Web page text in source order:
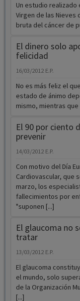
Un estudio realizado
Virgen de las Nieves
bruta del cáncer de
El dinero solo
felicidad
16/03/2012 E.P.
No es más feliz el
estado de ánimo
mismo, mientras
El 90 por ciento
prevenir
14/03/2012 E.P.
Con motivo del Día
Cardiovascular, que
marzo, los
fallecimientos por
"suponen [...]
El glaucoma no
tratar
13/03/2012 E.P.
El glaucoma
el mundo, solo
de la Organización
[...]